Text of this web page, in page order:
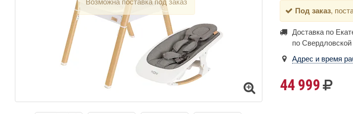
Под заказ,
Доставка по
по
Адрес и время
44 999